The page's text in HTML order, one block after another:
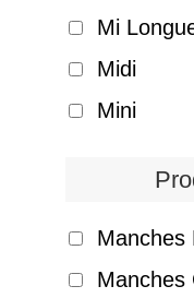
Mi
Midi
Mini
Manches
Manches